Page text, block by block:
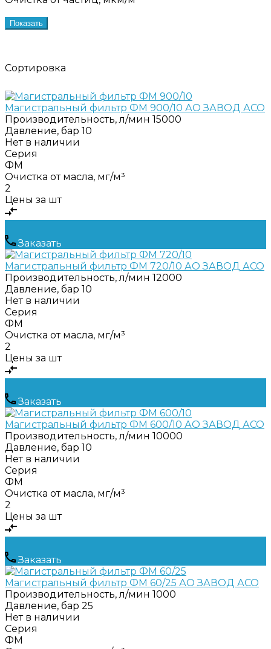
Показать
Сортировка
Магистральный фильтр ФМ 900/10 АО ЗАВОД АСО
Производительность, л/мин 15000
Давление, бар 10
Нет в наличии
Серия
ФМ
Очистка от масла, мг/м³
2
Цены за шт
Заказать
Магистральный фильтр ФМ 720/10 АО ЗАВОД АСО
Производительность, л/мин 12000
Давление, бар 10
Нет в наличии
Серия
ФМ
Очистка от масла, мг/м³
2
Цены за шт
Заказать
Магистральный фильтр ФМ 600/10 АО ЗАВОД АСО
Производительность, л/мин 10000
Давление, бар 10
Нет в наличии
Серия
ФМ
Очистка от масла, мг/м³
2
Цены за шт
Заказать
Магистральный фильтр ФМ 60/25 АО ЗАВОД АСО
Производительность, л/мин 1000
Давление, бар 25
Нет в наличии
Серия
ФМ